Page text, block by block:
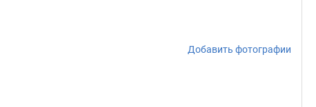
Добавить фотографии